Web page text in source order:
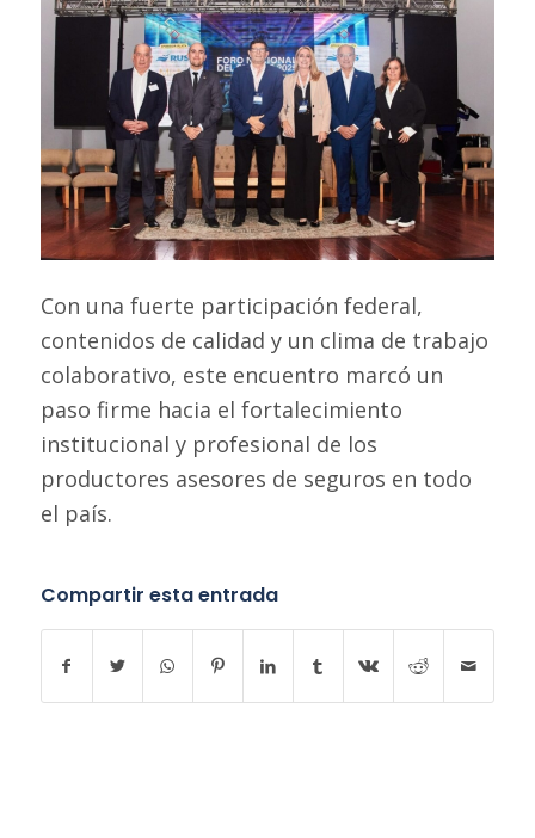
Con una fuerte participación federal,
contenidos de calidad y un clima de trabajo
colaborativo, este encuentro marcó un
paso firme hacia el fortalecimiento
institucional y profesional de los
productores asesores de seguros en todo
el país.
Compartir esta entrada